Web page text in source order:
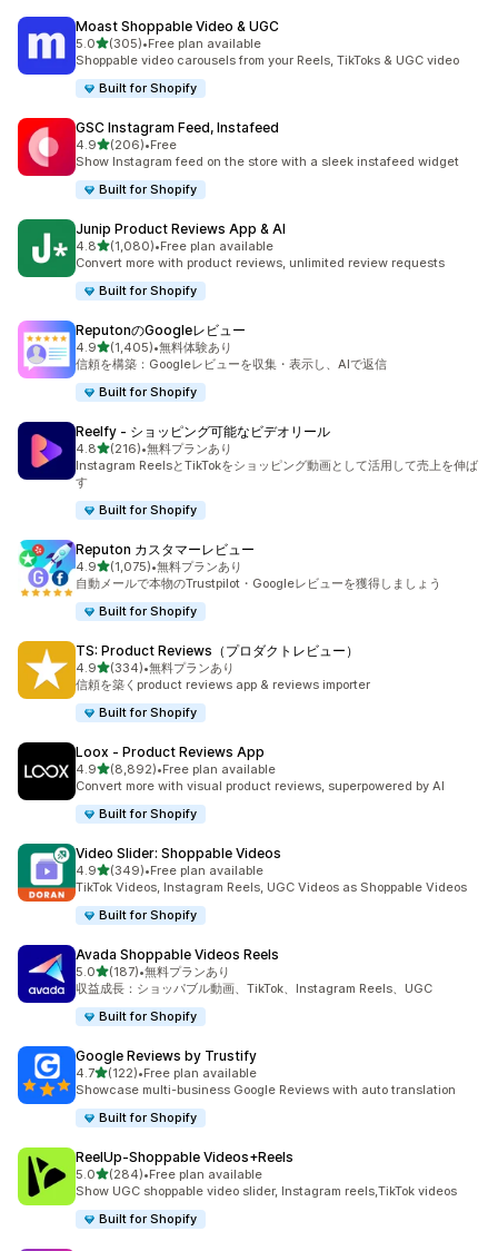
Moast Shoppable Video & UGC
5.05つ星中
(305)
合計レビュー数：305件
•Free plan available
Shoppable video carousels from your Reels, TikToks & UGC video
Built for Shopify
GSC Instagram Feed, Instafeed
4.95つ星中
(206)
合計レビュー数：206件
•Free
Show Instagram feed on the store with a sleek instafeed widget
Built for Shopify
Junip Product Reviews App & AI
4.85つ星中
(1,080)
合計レビュー数：1080件
•Free plan available
Convert more with product reviews, unlimited review requests
Built for Shopify
ReputonのGoogleレビュー
4.95つ星中
(1,405)
合計レビュー数：1405件
•無料体験あり
信頼を構築：Googleレビューを収集・表示し、AIで返信
Built for Shopify
Reelfy ‑ ショッピング可能なビデオリール
4.85つ星中
(216)
合計レビュー数：216件
•無料プランあり
Instagram ReelsとTikTokをショッピング動画として活用して売上を伸ば
す
Built for Shopify
Reputon カスタマーレビュー
4.95つ星中
(1,075)
合計レビュー数：1075件
•無料プランあり
自動メールで本物のTrustpilot・Googleレビューを獲得しましょう
Built for Shopify
TS: Product Reviews（プロダクトレビュー）
4.95つ星中
(334)
合計レビュー数：334件
•無料プランあり
信頼を築くproduct reviews app & reviews importer
Built for Shopify
Loox ‑ Product Reviews App
4.95つ星中
(8,892)
合計レビュー数：8892件
•Free plan available
Convert more with visual product reviews, superpowered by AI
Built for Shopify
Video Slider: Shoppable Videos
4.95つ星中
(349)
合計レビュー数：349件
•Free plan available
TikTok Videos, Instagram Reels, UGC Videos as Shoppable Videos
Built for Shopify
Avada Shoppable Videos Reels
5.05つ星中
(187)
合計レビュー数：187件
•無料プランあり
収益成長：ショッパブル動画、TikTok、Instagram Reels、UGC
Built for Shopify
Google Reviews by Trustify
4.75つ星中
(122)
合計レビュー数：122件
•Free plan available
Showcase multi-business Google Reviews with auto translation
Built for Shopify
ReelUp‑Shoppable Videos+Reels
5.05つ星中
(284)
合計レビュー数：284件
•Free plan available
Show UGC shoppable video slider, Instagram reels,TikTok videos
Built for Shopify